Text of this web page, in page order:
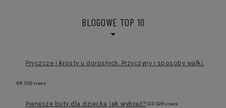
BLOGOWE TOP 10
Pryszcze i krosty u dorosłych. Przyczyny i sposoby walki.
491 002 views
Pierwsze buty dla dziecka jak wybrać? 133 028 views